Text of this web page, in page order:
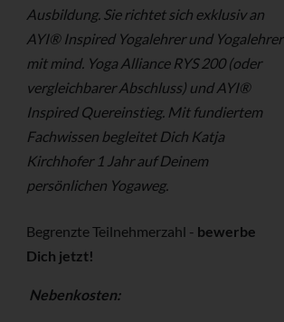
Ausbildung. Sie richtet sich exklusiv an
AYI® Inspired Yogalehrer und Yogalehrer
mit mind. Yoga Alliance RYS 200 (oder
vergleichbarer Abschluss) und AYI®
Inspired Quereinstieg. Mit fundiertem
Fachwissen begleitet Dich Katja
Kirchhofer 1 Jahr auf Deinem
persönlichen Yogaweg.
Begrenzte Teilnehmerzahl - bewerbe
Dich jetzt!
Nebenkosten: